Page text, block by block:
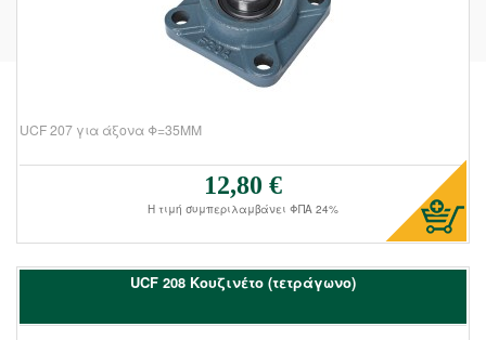
UCF 207 για άξονα Φ=35ΜΜ
12,80 €
Η τιμή συμπεριλαμβάνει ΦΠΑ 24%
UCF 208 Kουζινέτο (τετράγωνο)